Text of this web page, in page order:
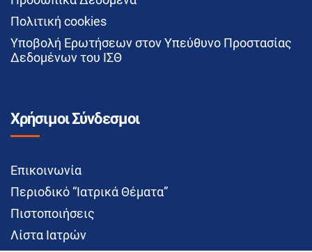
Πολιτική cookies
Υποβολή Ερωτήσεων στον Υπεύθυνο Προστασίας
Δεδομένων του ΙΣΘ
Χρήσιμοι Σύνδεσμοι
Επικοινωνία
Περιοδικό “Ιατρικά Θέματα”
Πιστοποιήσεις
Λίστα Ιατρών